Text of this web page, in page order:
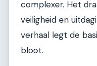
complexer. Het
veiligheid en
verhaal legt de
bloot.